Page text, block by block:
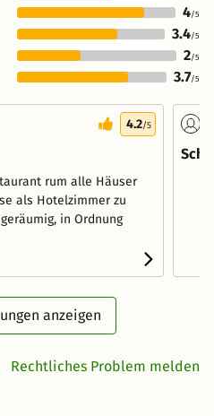
4/5
3.4/5
2/5
3.7/5
4.2/5
rum alle Häuser
als Hotelzimmer zu
in Ordnung
anzeigen
Rechtliches Problem melden